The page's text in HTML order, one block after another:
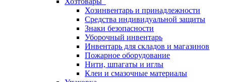
Хозинвентарь и принадлежности
Средства индивидуальной защиты
Знаки безопасности
Уборочный инвентарь
Инвентарь для складов и магазинов
Пожарное оборудование
Нити, шпагаты и иглы
Клеи и смазочные материалы